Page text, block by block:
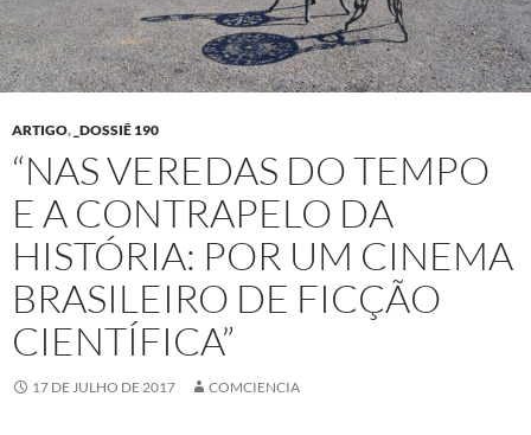
ARTIGO, _DOSSIÊ 190
“NAS VEREDAS DO TEMPO
E A CONTRAPELO DA
HISTÓRIA: POR UM CINEMA
BRASILEIRO DE FICÇÃO
CIENTÍFICA”
17 DE JULHO DE 2017 COMCIENCIA